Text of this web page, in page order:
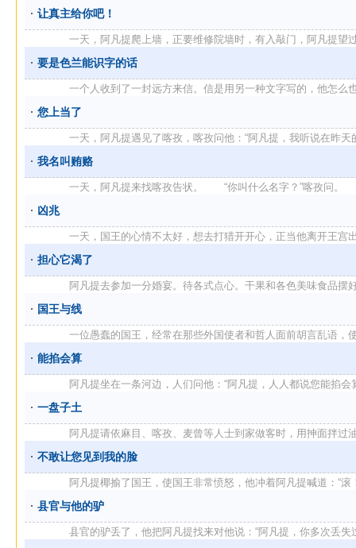
让真主给你吧！
一天，阿凡提爬上墙，正要维修院墙时，有入敲门，阿凡提望
要是色兰能识字的话
一个人收到了一封远方来信。信是用另一种文字写的，他怎么
您上当了
一天，阿凡提遇见了喀孜，喀孜问他：“阿凡提，我听说在昨天
我名叫贿赂
一天，阿凡提来找喀孜告状。 “你叫什么名字？”喀孜问
凶兆
一天，国王的心情不太好，想去打猎开开心，正当他离开王宫
担心它渴了
阿凡提去参加一分婚宴。待各式点心。干果和各色美味食品摆
国王与线
一位愚蠢的国王，经常在那些外国使者和哲人面前胡言乱语，
能掐会算
阿凡提坐在一条河边，人们问他：“阿凡提，人人都说您能掐会
一盘子土
阿凡提请依麻目、喀孜、麦曾等人士到家做客时，用抻面拌过
不敢让您见到我的脸
阿凡提椰揄了国王，使国王非常愤怒，他冲着阿凡提喊道：“滚
县官与他的驴
县官的驴丢了，他把阿凡提找来对他说：“阿凡提，你多次丢失